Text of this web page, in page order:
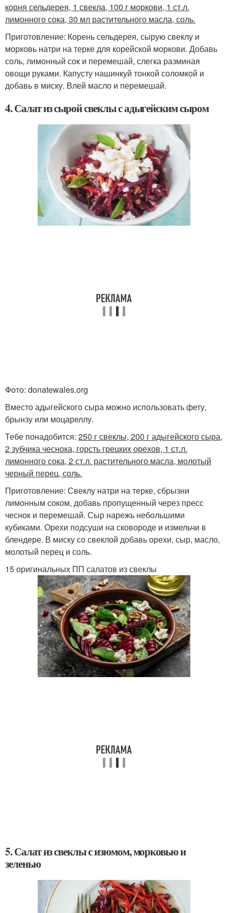
корня сельдерея, 1 свекла, 100 г моркови, 1 ст.л.
лимонного сока, 30 мл растительного масла, соль.
Приготовление: Корень сельдерея, сырую свеклу и
морковь натри на терке для корейской моркови. Добавь
соль, лимонный сок и перемешай, слегка разминая
овощи руками. Капусту нашинкуй тонкой соломкой и
добавь в миску. Влей масло и перемешай.
4. Салат из сырой свеклы с адыгейским сыром
Фото: donatewales.org
Вместо адыгейского сыра можно использовать фету,
брынзу или моцареллу.
Тебе понадобится: 250 г свеклы, 200 г адыгейского сыра,
2 зубчика чеснока, горсть грецких орехов, 1 ст.л.
лимонного сока, 2 ст.л. растительного масла, молотый
черный перец, соль.
Приготовление: Свеклу натри на терке, сбрызни
лимонным соком, добавь пропущенный через пресс
чеснок и перемешай. Сыр нарежь небольшими
кубиками. Орехи подсуши на сковороде и измельчи в
блендере. В миску со свеклой добавь орехи, сыр, масло,
молотый перец и соль.
15 оригинальных ПП салатов из свеклы
5. Салат из свеклы с изюмом, морковью и
зеленью